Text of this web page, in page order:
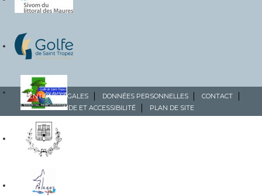
MENTIONS LÉGALES DONNÉES PERSONNELLES
CONTACT
AIDE ET ACCESSIBILITÉ
PLAN DE SITE